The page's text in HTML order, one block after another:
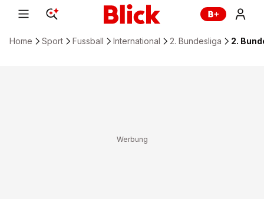
Home Sport Fussball International 2. Bundesliga 2.